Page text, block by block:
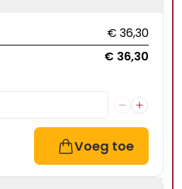
€ 36,30
€ 36,30
Voeg toe